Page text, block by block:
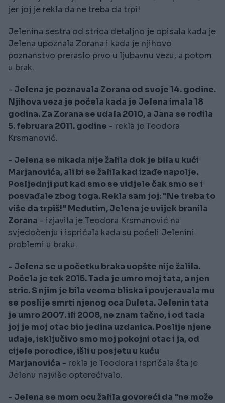
jer joj je rekla da ne treba da trpi!
Jelenina sestra od strica detaljno je opisala kada je
Jelena upoznala Zorana i kada je njihovo
poznanstvo preraslo prvo u ljubavnu vezu, a potom
u brak.
- Jelena je poznavala Zorana od svoje 14. godine.
Njihova veza je počela kada je Jelena imala 18
godina. Za Zorana se udala 2010, a Jana se rodila
5. februara 2011. godine - rekla je Teodora
Krsmanović.
- Jelena se nikada nije žalila dok je bila u kući
Marjanovića, ali bi se žalila kad izađe napolje.
Posljednji put kad smo se vidjele čak smo se i
posvađale zbog toga. Rekla sam joj: "Ne treba to
više da trpiš!" Međutim, Jelena je uvijek branila
Zorana - izjavila je Teodora Krsmanović na
svjedočenju i ispričala kada su počeli Jelenini
problemi u braku.
- Jelena se u početku braka uopšte nije žalila.
Počela je tek 2015. Tada je umro moj tata, a njen
stric. S njim je bila veoma bliska i povjeravala mu
se poslije smrti njenog oca Duleta. Jelenin tata
je umro 2007. ili 2008, ne znam tačno, i od tada
joj je moj otac bio jedina uzdanica. Poslije njene
udaje, isključivo smo moj pokojni otac i ja, od
cijele porodice, išli u posjetu u kuću
Marjanovića - rekla je Teodora i ispričala šta je
Jelenu najviše opterećivalo.
- Jelena se mom ocu žalila govoreći da "ne može